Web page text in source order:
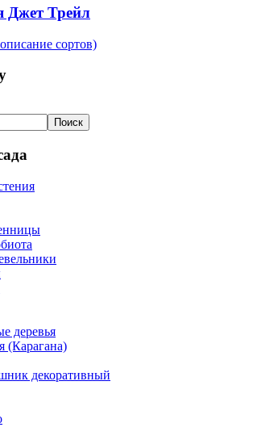
Джет Трейл
сортов)
Поиск
деревья
(Карагана)
декоративный